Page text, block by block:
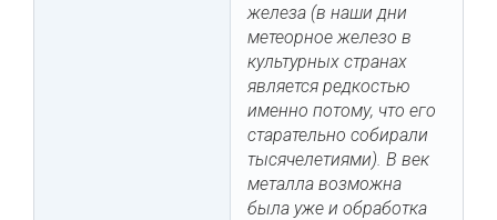
железа (в наши дни
метеорное железо в
культурных странах
является редкостью
именно потому, что его
старательно собирали
тысячелетиями). В век
металла возможна
была уже и обработка